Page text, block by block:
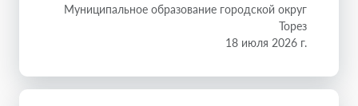
Муниципальное образование городской округ
Торез
18 июля 2026 г.